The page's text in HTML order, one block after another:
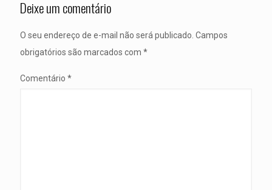
Deixe um comentário
O seu endereço de e-mail não será publicado. Campos
obrigatórios são marcados com *
Comentário *